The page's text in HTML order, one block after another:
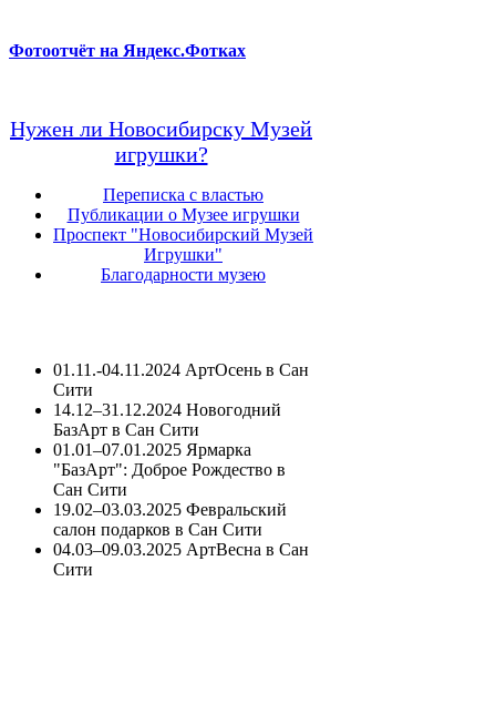
Фотоотчёт на Яндекс.Фотках
Нужен ли Новосибирску Музей
игрушки?
Переписка с властью
Публикации о Музее игрушки
Проспект "Новосибирский Музей
Игрушки"
Благодарности музею
01.11.-04.11.2024 АртОсень в Сан
Сити
14.12–31.12.2024 Новогодний
БазАрт в Сан Сити
01.01–07.01.2025 Ярмарка
"БазАрт": Доброе Рождество в
Сан Сити
19.02–03.03.2025 Февральский
салон подарков в Сан Сити
04.03–09.03.2025 АртВесна в Сан
Сити